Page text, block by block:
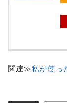
関連≫私が使っ